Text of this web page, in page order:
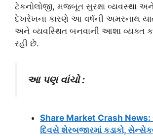
ટેકનોલોજી, મજબૂત સુરક્ષા વ્યવસ્થા
દેખરેખના કારણે આ વર્ષની અમરનાથ
અને વ્યવસ્થિત બનવાની આશા વ્યક્ત
રહી છે.
આ પણ વાંચો :
Share Market Crash News:
દિવસે શેરબજારમાં કડાકો,